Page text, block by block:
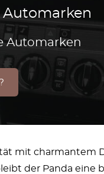
Automarken
Automarken
mit charmantem
der Panda eine